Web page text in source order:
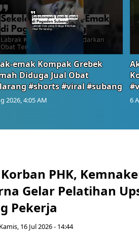
emak Kompak Grebek
Diduga Jual Obat
#shorts #viral #subang
2026, 4:05 AM 6
PHK,
Gelar Pelatihan
Pekerja
Kamis, 16 Jul 2026 - 14:44